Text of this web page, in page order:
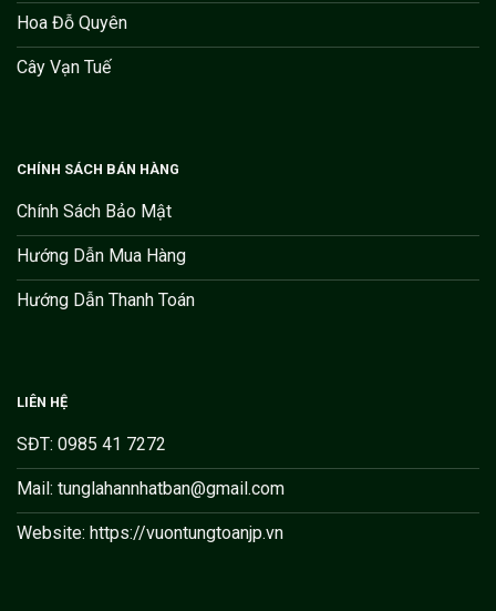
Hoa Đỗ Quyên
Cây Vạn Tuế
CHÍNH SÁCH BÁN HÀNG
Chính Sách Bảo Mật
Hướng Dẫn Mua Hàng
Hướng Dẫn Thanh Toán
LIÊN HỆ
SĐT: 0985 41 7272
Mail: tunglahannhatban@gmail.com
Website: https://vuontungtoanjp.vn